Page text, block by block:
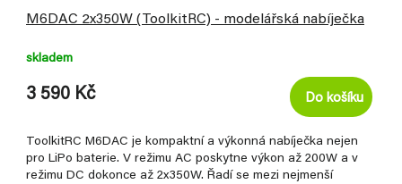
M6DAC 2x350W (ToolkitRC) - modelářská nabíječka
skladem
3 590 Kč Do košíku
ToolkitRC M6DAC je kompaktní a výkonná nabíječka nejen
pro LiPo baterie. V režimu AC poskytne výkon až 200W a v
režimu DC dokonce až 2x350W. Řadí se mezi nejmenší